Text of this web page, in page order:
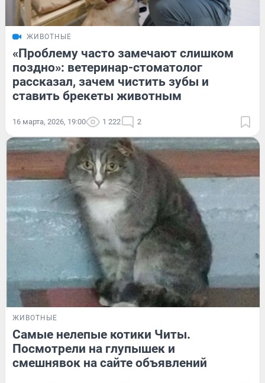
ЖИВОТНЫЕ
«Проблему часто замечают слишком
поздно»: ветеринар-стоматолог
рассказал, зачем чистить зубы и
ставить брекеты животным
16 марта, 2026, 19:00 1 222 2
ЖИВОТНЫЕ
Самые нелепые котики Читы.
Посмотрели на глупышек и
смешнявок на сайте объявлений